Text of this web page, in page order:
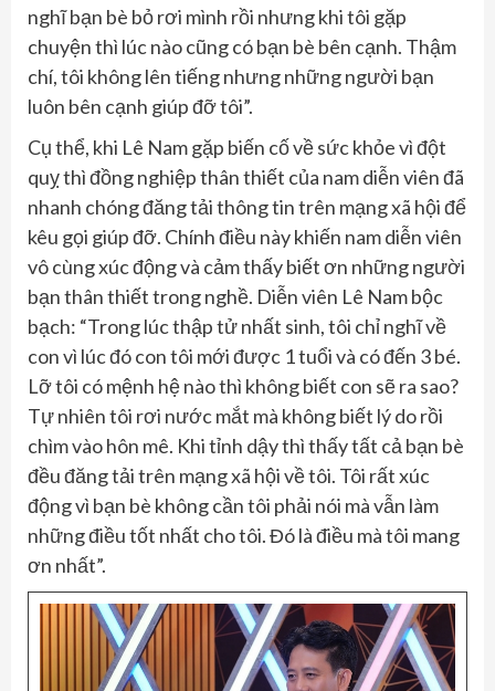
nghĩ bạn bè bỏ rơi mình rồi nhưng khi tôi gặp
chuyện thì lúc nào cũng có bạn bè bên cạnh. Thậm
chí, tôi không lên tiếng nhưng những người bạn
luôn bên cạnh giúp đỡ tôi”.
Cụ thể, khi Lê Nam gặp biến cố về sức khỏe vì đột
quỵ thì đồng nghiệp thân thiết của nam diễn viên đã
nhanh chóng đăng tải thông tin trên mạng xã hội để
kêu gọi giúp đỡ. Chính điều này khiến nam diễn viên
vô cùng xúc động và cảm thấy biết ơn những người
bạn thân thiết trong nghề. Diễn viên Lê Nam bộc
bạch: “Trong lúc thập tử nhất sinh, tôi chỉ nghĩ về
con vì lúc đó con tôi mới được 1 tuổi và có đến 3 bé.
Lỡ tôi có mệnh hệ nào thì không biết con sẽ ra sao?
Tự nhiên tôi rơi nước mắt mà không biết lý do rồi
chìm vào hôn mê. Khi tỉnh dậy thì thấy tất cả bạn bè
đều đăng tải trên mạng xã hội về tôi. Tôi rất xúc
động vì bạn bè không cần tôi phải nói mà vẫn làm
những điều tốt nhất cho tôi. Đó là điều mà tôi mang
ơn nhất”.